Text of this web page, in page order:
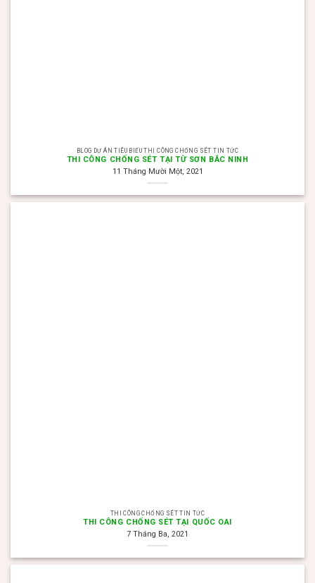
BLOG DỰ ÁN TIÊU BIỂU THI CÔNG CHỐNG SÉT TIN TỨC
THI CÔNG CHỐNG SÉT TẠI TỪ SƠN BẮC NINH
11 Tháng Mười Một, 2021
THI CÔNG CHỐNG SÉT TIN TỨC
THI CÔNG CHỐNG SÉT TẠI QUỐC OAI
7 Tháng Ba, 2021